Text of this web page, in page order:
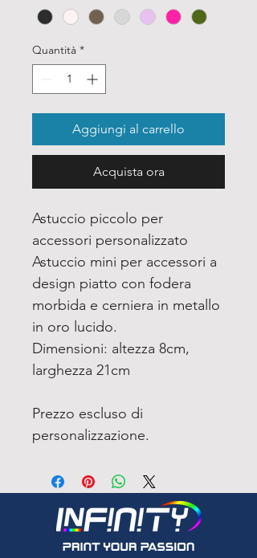
Quantità *
Aggiungi al carrello
Acquista ora
Astuccio piccolo per
accessori personalizzato
Astuccio mini per accessori a
design piatto con fodera
morbida e cerniera in metallo
in oro lucido.
Dimensioni: altezza 8cm,
larghezza 21cm
Prezzo escluso di
personalizzazione.